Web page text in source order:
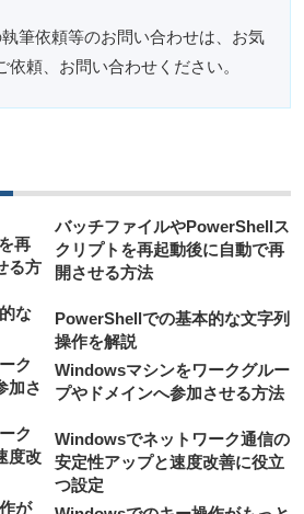
筆依頼等のお問い合わせは、お気
依頼、お問い合わせください。
バッチファイルやPowerShellス
クリプトを再起動後に自動で再
開させる方法
PowerShellでの基本的な文字列
操作を解説
Windowsマシンをワークグルー
プやドメインへ参加させる方法
Windowsでネットワーク通信の
安定性アップと速度改善に役立
つ設定